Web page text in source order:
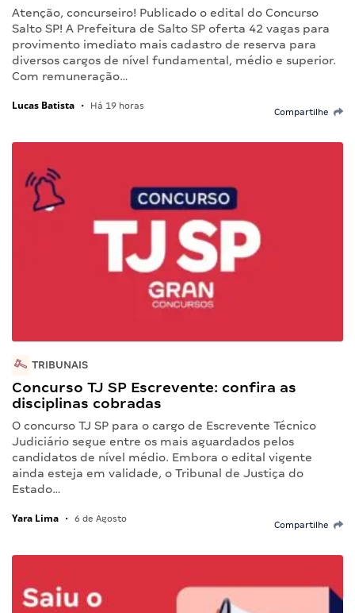
Atenção, concurseiro! Publicado o edital do Concurso
Salto SP! A Prefeitura de Salto SP oferta 42 vagas para
provimento imediato mais cadastro de reserva para
diversos cargos de nível fundamental, médio e superior.
Com remuneração…
Lucas Batista • Há 19 horas
Compartilhe
TRIBUNAIS
Concurso TJ SP Escrevente: confira as
disciplinas cobradas
O concurso TJ SP para o cargo de Escrevente Técnico
Judiciário segue entre os mais aguardados pelos
candidatos de nível médio. Embora o edital vigente
ainda esteja em validade, o Tribunal de Justiça do
Estado…
Yara Lima • 6 de Agosto
Compartilhe